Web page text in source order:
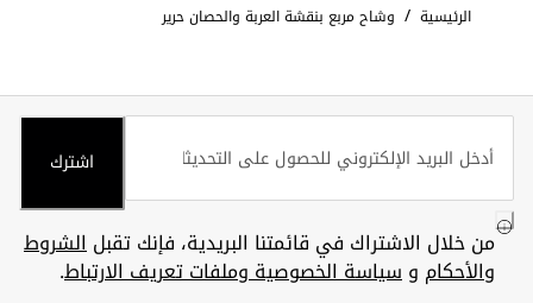
الرئيسية / وشاح مربع بنقشة العربة والحصان حرير
اشترك
من خلال الاشتراك في قائمتنا البريدية، فإنك تقبلالشروط
والأحكام وسياسة الخصوصية وملفات تعريف الارتباط.